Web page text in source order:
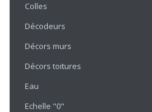
Colles
Décodeurs
Décors murs
Décors toitures
Eau
Echelle "0"